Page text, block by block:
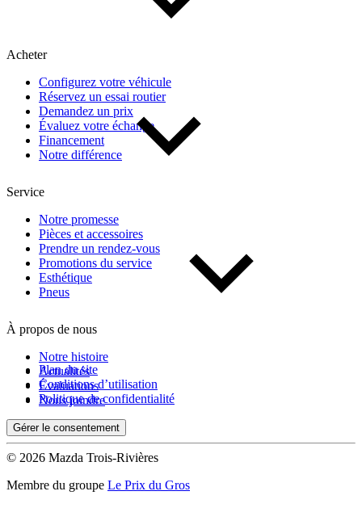
Acheter
Configurez votre véhicule
Réservez un essai routier
Demandez un prix
Évaluez votre échange
Financement
Notre différence
Service
Notre promesse
Pièces et accessoires
Prendre un rendez-vous
Promotions du service
Esthétique
Pneus
À propos de nous
Notre histoire
Actualités
Évaluations
Nous joindre
Plan du site
Conditions d’utilisation
Politique de confidentialité
Gérer le consentement
© 2026 Mazda Trois-Rivières
Membre du groupe Le Prix du Gros